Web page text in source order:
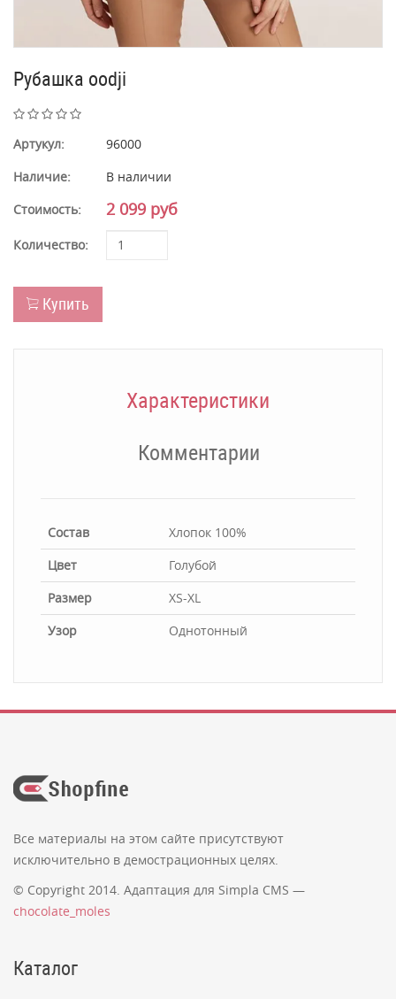
Рубашка oodji
Артукул:
96000
Наличие:
В наличии
Стоимость:
2 099 руб
Количество:
Купить
Характеристики
Комментарии
Состав
Хлопок 100%
Цвет
Голубой
Размер
XS-XL
Узор
Однотонный
Введите код с картинки:
Все материалы на этом сайте присутствуют
исключительно в демострационных целях.
© Copyright 2014. Адаптация для Simpla CMS —
chocolate_moles
Каталог